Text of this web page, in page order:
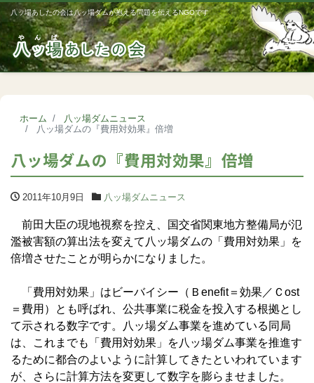
八ッ場あしたの会は八ッ場ダムが抱える問題を伝えるNGOです
ホーム
八ッ場ダムニュース
八ッ場ダムの『費用対効果』倍増
八ッ場ダムの『費用対効果』倍増
2011年10月9日 八ッ場ダムニュース
前田大臣の現地視察を控え、国交省関東地方整備局が氾
濫被害額の算出法を変えて八ッ場ダムの「費用対効果」を
倍増させたことが明らかになりました。
「費用対効果」はビーバイシー（Ｂenefit＝効果／Ｃost
＝費用）とも呼ばれ、公共事業に税金を投入する根拠とし
て示される数字です。八ッ場ダム事業を進めている同局
は、これまでも「費用対効果」を八ッ場ダム事業を推進す
るために都合のよいように計算してきたといわれています
が、さらに計算方法を変更して数字を膨らませました。